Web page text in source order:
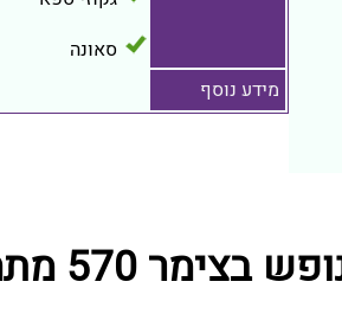
סאונה
מידע נוסף
570 מתחמי נופש קרובים ל סוויטת לורד הרמיטאז שבגולן